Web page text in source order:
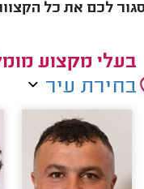
לכם את כל
בעלי מקצוע
בחירת עיר